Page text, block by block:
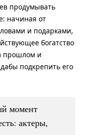
продумывать
начиная от
и подарками,
богатство
прошлом и
подкрепить его
момент
актеры,